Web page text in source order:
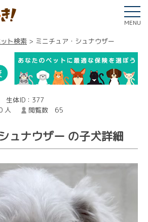
MENU
ト検索 ミニチュア・シュナウザー
生体ID：377
人
閲覧数 65
ュナウザー の子犬詳細